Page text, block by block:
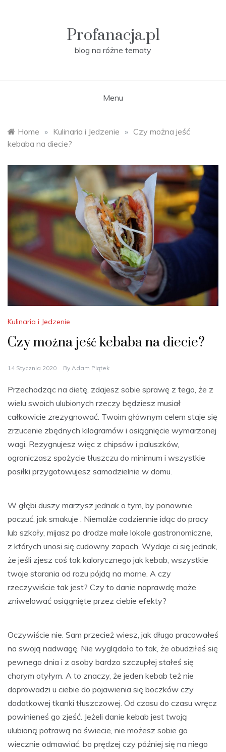
Profanacja.pl
blog na różne tematy
Menu
Home » Kulinaria i Jedzenie » Czy można jeść
kebaba na diecie?
Kulinaria i Jedzenie
Czy można jeść kebaba na diecie?
14 Stycznia 2020 By Adam Piątek
Przechodząc na dietę, zdajesz sobie sprawę z tego, że z
wielu swoich ulubionych rzeczy będziesz musiał
całkowicie zrezygnować. Twoim głównym celem staje się
zrzucenie zbędnych kilogramów i osiągnięcie wymarzonej
wagi. Rezygnujesz więc z chipsów i paluszków,
ograniczasz spożycie tłuszczu do minimum i wszystkie
posiłki przygotowujesz samodzielnie w domu.
W głębi duszy marzysz jednak o tym, by ponownie
poczuć, jak smakuje . Niemalże codziennie idąc do pracy
lub szkoły, mijasz po drodze małe lokale gastronomiczne,
z których unosi się cudowny zapach. Wydaje ci się jednak,
że jeśli zjesz coś tak kalorycznego jak kebab, wszystkie
twoje starania od razu pójdą na marne. A czy
rzeczywiście tak jest? Czy to danie naprawdę może
zniwelować osiągnięte przez ciebie efekty?
Oczywiście nie. Sam przecież wiesz, jak długo pracowałeś
na swoją nadwagę. Nie wyglądało to tak, że obudziłeś się
pewnego dnia i z osoby bardzo szczupłej stałeś się
chorym otyłym. A to znaczy, że jeden kebab też nie
doprowadzi u ciebie do pojawienia się boczków czy
dodatkowej tkanki tłuszczowej. Od czasu do czasu wręcz
powinieneś go zjeść. Jeżeli danie kebab jest twoją
ulubioną potrawą na świecie, nie możesz sobie go
wiecznie odmawiać, bo prędzej czy później się na niego